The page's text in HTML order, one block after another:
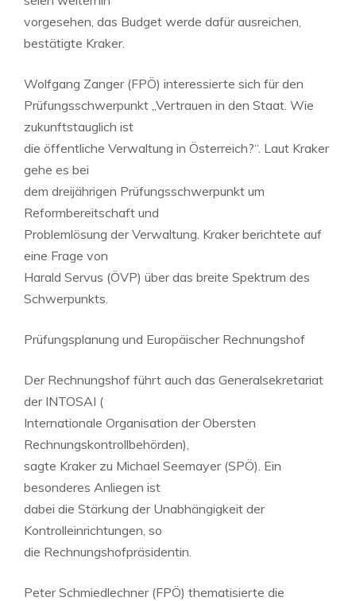
vorgesehen, das Budget werde dafür ausreichen,
bestätigte Kraker.
Wolfgang Zanger (FPÖ) interessierte sich für den
Prüfungsschwerpunkt „Vertrauen in den Staat. Wie
zukunftstauglich ist
die öffentliche Verwaltung in Österreich?“. Laut Kraker
gehe es bei
dem dreijährigen Prüfungsschwerpunkt um
Reformbereitschaft und
Problemlösung der Verwaltung. Kraker berichtete auf
eine Frage von
Harald Servus (ÖVP) über das breite Spektrum des
Schwerpunkts.
Prüfungsplanung und Europäischer Rechnungshof
Der Rechnungshof führt auch das Generalsekretariat
der INTOSAI (
Internationale Organisation der Obersten
Rechnungskontrollbehörden),
sagte Kraker zu Michael Seemayer (SPÖ). Ein
besonderes Anliegen ist
dabei die Stärkung der Unabhängigkeit der
Kontrolleinrichtungen, so
die Rechnungshofpräsidentin.
Peter Schmiedlechner (FPÖ) thematisierte die